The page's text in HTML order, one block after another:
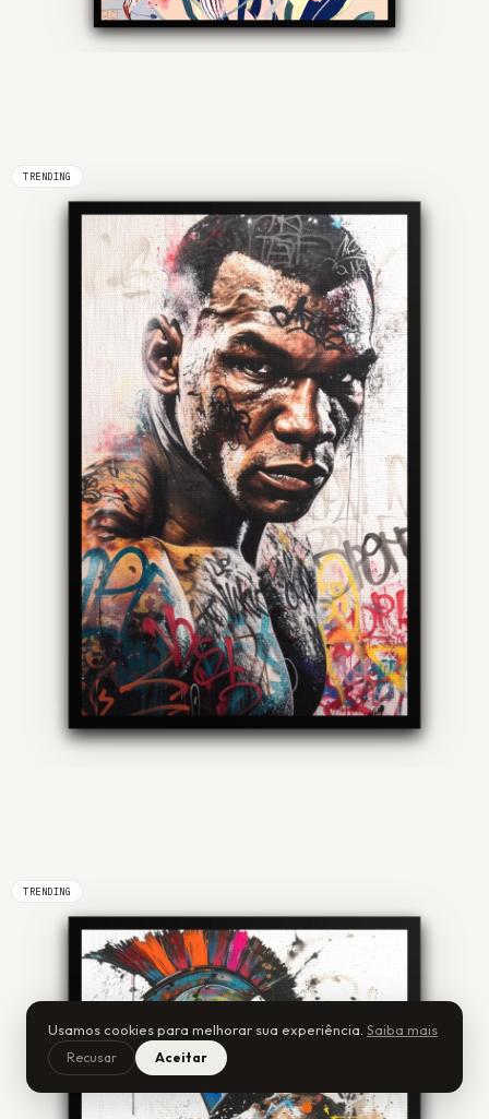
TRENDING
TRENDING
Usamos cookies para melhorar sua experiência. Saiba mais
Recusar Aceitar